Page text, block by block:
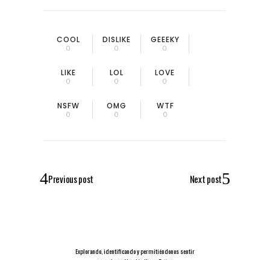
COOL
0
DISLIKE
0
GEEEKY
0
LIKE
0
LOL
0
LOVE
0
NSFW
0
OMG
0
WTF
0
Previous post Next post
Explorando, identificando y permitiéndonos sentir